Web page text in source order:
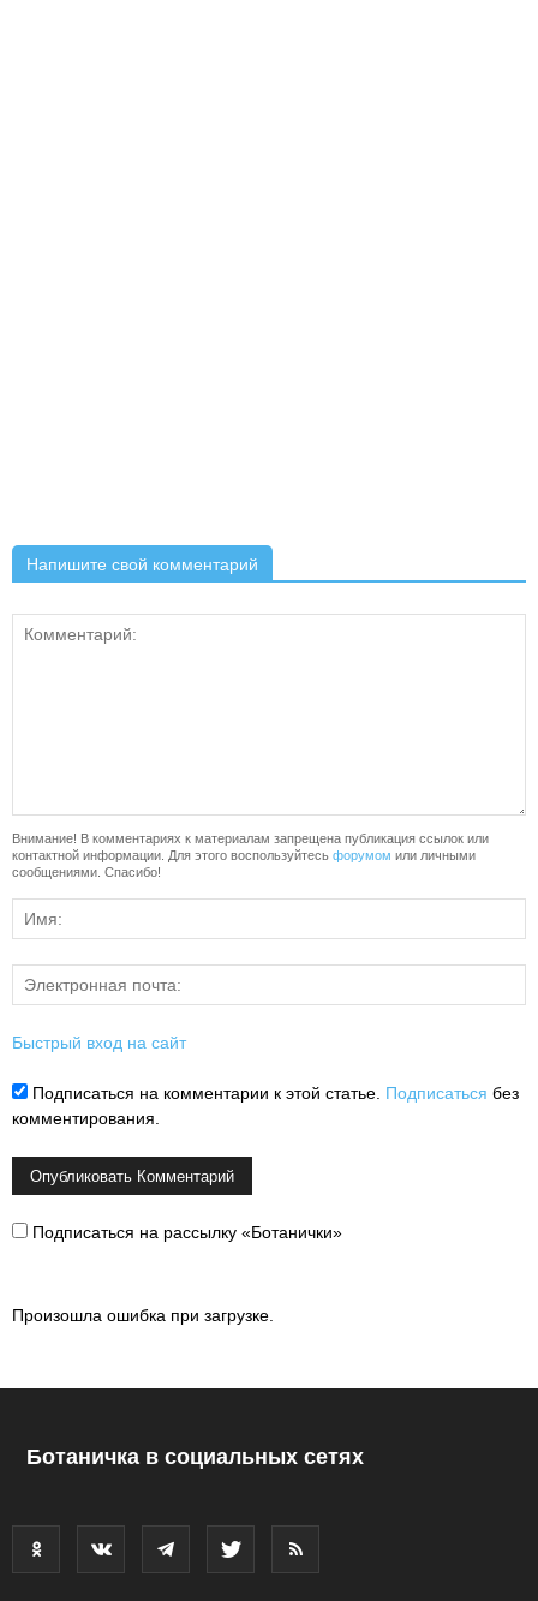
Напишите свой комментарий
Внимание! В комментариях к материалам запрещена публикация ссылок или
контактной информации. Для этого воспользуйтесь форумом или личными
сообщениями. Спасибо!
Быстрый вход на сайт
Подписаться на комментарии к этой статье. Подписаться без
комментирования.
Подписаться на рассылку «Ботанички»
Произошла ошибка при загрузке.
Ботаничка в социальных сетях